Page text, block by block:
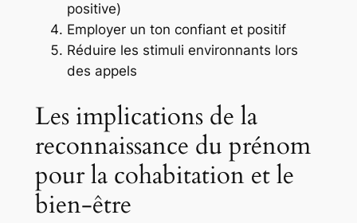
positive)
Employer un ton confiant et positif
Réduire les stimuli environnants lors
des appels
Les implications de la
reconnaissance du prénom
pour la cohabitation et le
bien-être